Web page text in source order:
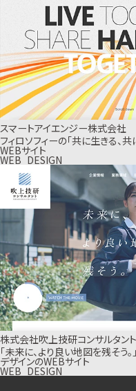
スマートアイエンジー株式会社
フィロソフィーの「共に生きる、
WEBサイト
WEB_DESIGN
株式会社吹上技研コンサルタント
「未来に、より良い地図を残そう
デザインのWEBサイト
WEB_DESIGN